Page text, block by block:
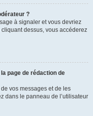
?
à signaler et vous devriez
dessus, vous accéderez
page de rédaction de
vos messages et de les
dans le panneau de l’utilisateur